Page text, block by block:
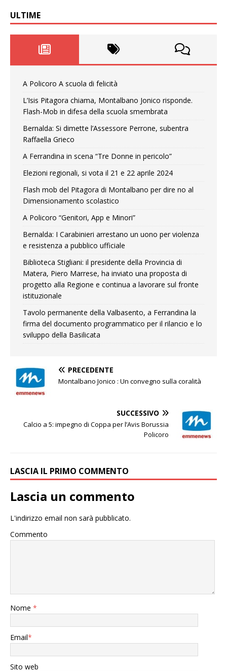
ULTIME
A Policoro A scuola di felicità
L’Isis Pitagora chiama, Montalbano Jonico risponde.
Flash-Mob in difesa della scuola smembrata
Bernalda: Si dimette l’Assessore Perrone, subentra
Raffaella Grieco
A Ferrandina in scena “Tre Donne in pericolo”
Elezioni regionali, si vota il 21 e 22 aprile 2024
Flash mob del Pitagora di Montalbano per dire no al
Dimensionamento scolastico
A Policoro “Genitori, App e Minori”
Bernalda: I Carabinieri arrestano un uono per violenza
e resistenza a pubblico ufficiale
Biblioteca Stigliani: il presidente della Provincia di
Matera, Piero Marrese, ha inviato una proposta di
progetto alla Regione e continua a lavorare sul fronte
istituzionale
Tavolo permanente della Valbasento, a Ferrandina la
firma del documento programmatico per il rilancio e lo
sviluppo della Basilicata
PRECEDENTE
Montalbano Jonico : Un convegno sulla coralità
SUCCESSIVO
Calcio a 5: impegno di Coppa per l’Avis Borussia
Policoro
LASCIA IL PRIMO COMMENTO
Lascia un commento
L'indirizzo email non sarà pubblicato.
Commento
Nome *
Email*
Sito web